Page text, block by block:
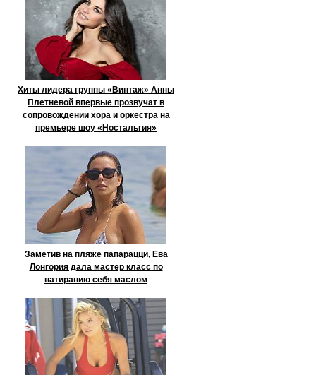
Хиты лидера группы «Винтаж» Анны
Плетневой впервые прозвучат в
сопровождении хора и оркестра на
премьере шоу «Ностальгия»
Заметив на пляже папарацци, Ева
Лонгория дала мастер класс по
натиранию себя маслом